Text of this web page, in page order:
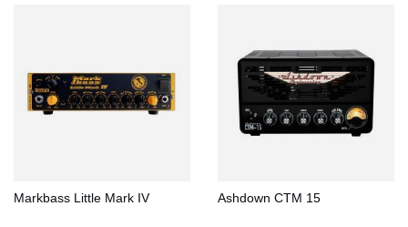
Markbass Little Mark IV Ashdown CTM 15